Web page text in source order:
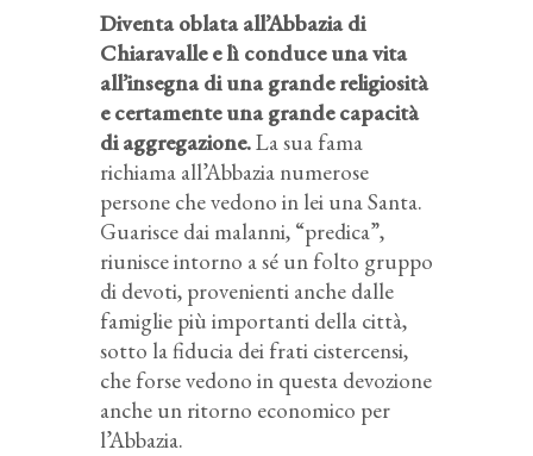
Diventa oblata all’Abbazia di
Chiaravalle e lì conduce una vita
all’insegna di una grande religiosità
e certamente una grande capacità
di aggregazione.La sua fama
richiama all’Abbazia numerose
persone che vedono in lei una Santa.
Guarisce dai malanni, “predica”,
riunisce intorno a sé un folto gruppo
di devoti, provenienti anche dalle
famiglie più importanti della città,
sotto la fiducia dei frati cistercensi,
che forse vedono in questa devozione
anche un ritorno economico per
l’Abbazia.